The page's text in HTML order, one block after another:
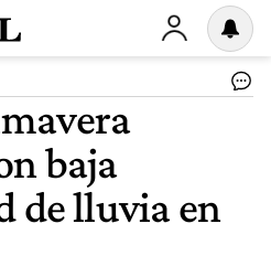
baja
de lluvia en